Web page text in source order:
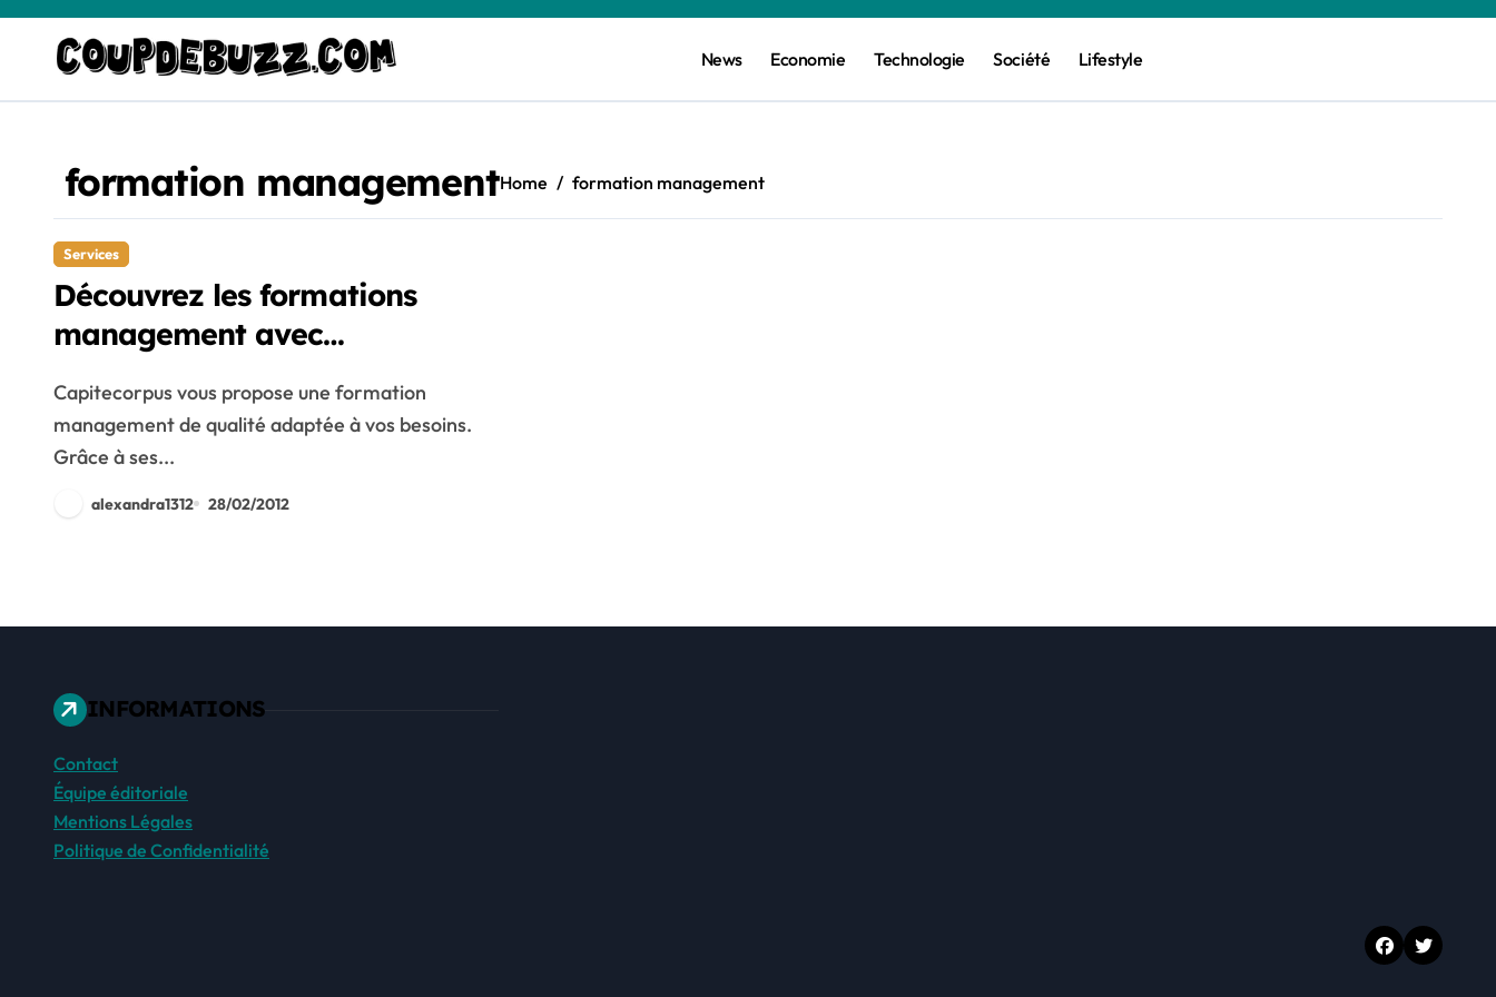
content
News Economie Technologie Société Lifestyle
formation managementHome formation management
Services
Découvrez les formations
management avec
Capitecorpus vous propose une formation
management de qualité adaptée à vos besoins.
Grâce à ses...
alexandra1312 28/02/2012
INFORMATIONS
Contact
Équipe éditoriale
Mentions Légales
Politique de Confidentialité